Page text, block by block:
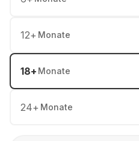
12+ Monate
18+ Monate
24+ Monate